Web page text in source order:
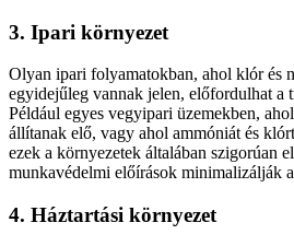
3. Ipari környezet
Olyan ipari folyamatokban, ahol klór és
egyidejűleg vannak jelen, előfordulhat a
Például egyes vegyipari üzemekben,
állítanak elő, vagy ahol ammóniát és
ezek a környezetek általában szigorúan
munkavédelmi előírások minimalizálják
4. Háztartási környezet